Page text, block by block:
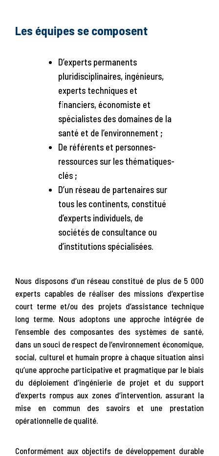
Les équipes se composent
D’experts permanents
pluridisciplinaires, ingénieurs,
experts techniques et
financiers, économiste et
spécialistes des domaines de la
santé et de l’environnement ;
De référents et personnes-
ressources sur les thématiques-
clés ;
D’un réseau de partenaires sur
tous les continents, constitué
d’experts individuels, de
sociétés de consultance ou
d’institutions spécialisées.
Nous disposons d’un réseau constitué de plus de 5 000
experts capables de réaliser des missions d’expertise
court terme et/ou des projets d’assistance technique
long terme. Nous adoptons une approche intégrée de
l’ensemble des composantes des systèmes de santé,
dans un souci de respect de l’environnement économique,
social, culturel et humain propre à chaque situation ainsi
qu’une approche participative et pragmatique par le biais
du déploiement d’ingénierie de projet et du support
d’experts rompus aux zones d’intervention, assurant la
mise en commun des savoirs et une prestation
opérationnelle de qualité.
Conformément aux objectifs de développement durable